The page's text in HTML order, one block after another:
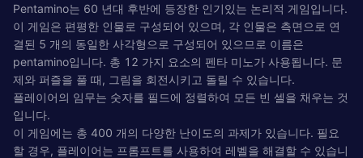
Pentamino는 60 년대 후반에 등장한 인기있는 논리적 게임입니다.
이 게임은 편평한 인물로 구성되어 있으며, 각 인물은 측면으로 연
결된 5 개의 동일한 사각형으로 구성되어 있으므로 이름은
pentamino입니다. 총 12 가지 요소의 펜타 미노가 사용됩니다. 문
제와 퍼즐을 풀 때, 그림을 회전시키고 돌릴 수 있습니다.
플레이어의 임무는 숫자를 필드에 정렬하여 모든 빈 셀을 채우는 것
입니다.
이 게임에는 총 400 개의 다양한 난이도의 과제가 있습니다. 필요
할 경우, 플레이어는 프롬프트를 사용하여 레벨을 해결할 수 있습니